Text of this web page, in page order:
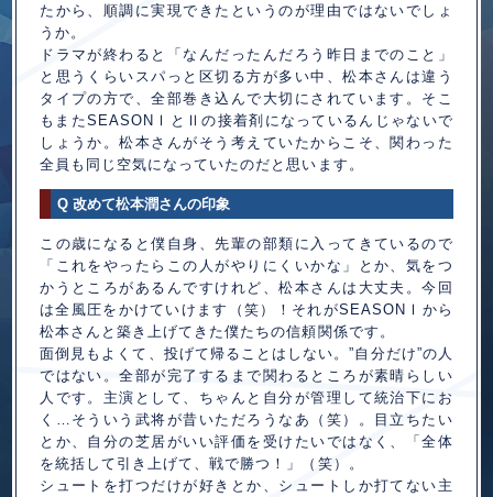
たから、順調に実現できたというのが理由ではないでしょ
うか。
ドラマが終わると「なんだったんだろう昨日までのこと」
と思うくらいスパっと区切る方が多い中、松本さんは違う
タイプの方で、全部巻き込んで大切にされています。そこ
もまたSEASON Ⅰ と Ⅱの接着剤になっているんじゃないで
しょうか。松本さんがそう考えていたからこそ、関わった
全員も同じ空気になっていたのだと思います。
Q 改めて松本潤さんの印象
この歳になると僕自身、先輩の部類に入ってきているので
「これをやったらこの人がやりにくいかな」とか、気をつ
かうところがあるんですけれど、松本さんは大丈夫。今回
は全風圧をかけていけます（笑）！それがSEASON Ⅰ から
松本さんと築き上げてきた僕たちの信頼関係です。
面倒見もよくて、投げて帰ることはしない。”自分だけ”の人
ではない。全部が完了するまで関わるところが素晴らしい
人です。主演として、ちゃんと自分が管理して統治下にお
く…そういう武将が昔いただろうなあ（笑）。目立ちたい
とか、自分の芝居がいい評価を受けたいではなく、「全体
を統括して引き上げて、戦で勝つ！」（笑）。
シュートを打つだけが好きとか、シュートしか打てない主